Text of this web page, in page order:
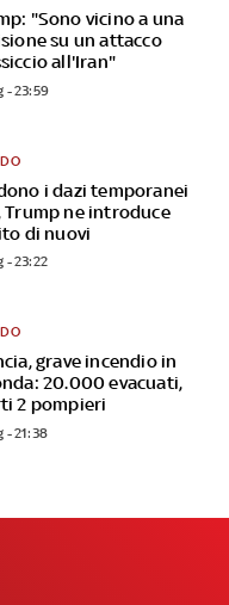
"Sono vicino a una
su un attacco
all'Iran"
- 23:59
i dazi temporanei
Trump ne introduce
di nuovi
- 23:22
grave incendio in
20.000 evacuati,
2 pompieri
- 21:38